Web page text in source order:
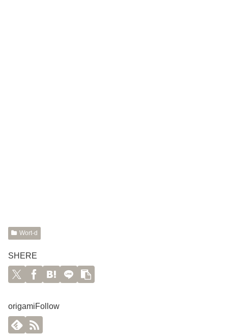
Wort-d
SHERE
origamiFollow